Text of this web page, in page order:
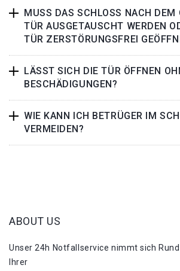
MUSS DAS SCHLOSS NACH DEM
TÜR AUSGETAUSCHT WERDEN
TÜR ZERSTÖRUNGSFREI
LÄSST SICH DIE TÜR ÖFFNEN
BESCHÄDIGUNGEN?
WIE KANN ICH BETRÜGER IM
VERMEIDEN?
ABOUT US
Unser 24h Notfallservice nimmt sich
Ihrer